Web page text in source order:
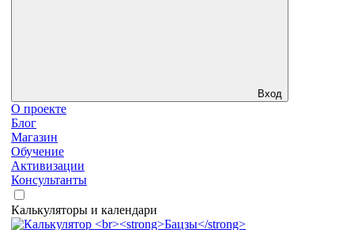
Вход
О проекте
Блог
Магазин
Обучение
Активизации
Консультанты
Калькуляторы и календари